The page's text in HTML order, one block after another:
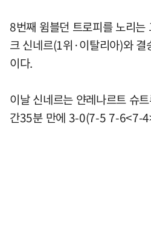
8번째 윔블던 트로피를 노리는
크 신네르(1위·이탈리아)와 결
이다.
이날 신네르는 얀레나르트 슈
간35분 만에 3-0(7-5 7-6<7-